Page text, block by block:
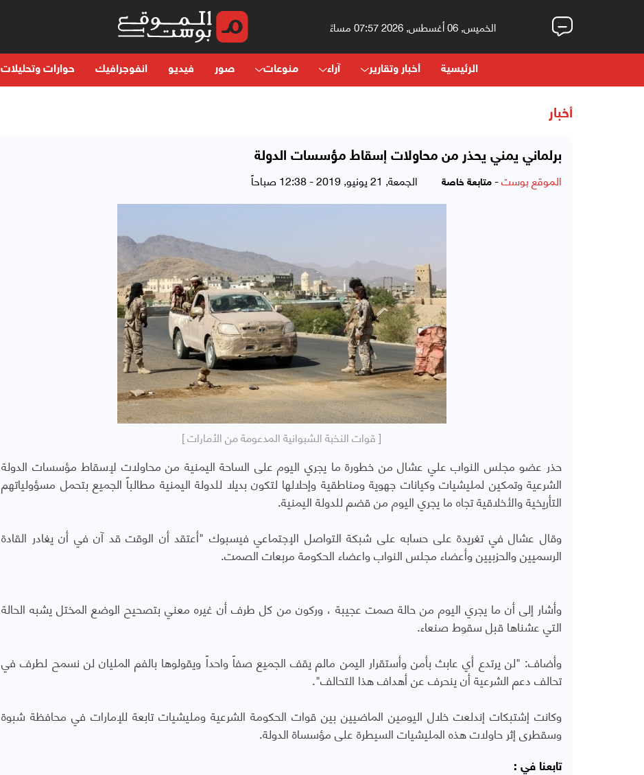
الخميس, 06 أغسطس, 2026 07:57 مساءً
الرئيسية أخبار وتقارير آراء منوعات صور فيديو انفوجرافيك حوارات وتحليلات
أخبار
برلماني يمني يحذر من محاولات إسقاط مؤسسات الدولة
الموقع بوست- متابعة خاصة الجمعة, 21 يونيو, 2019 - 12:38 صباحاً
[ قوات النخبة الشبوانية المدعومة من الأمارات ]
حذر عضو مجلس النواب علي عشال من خطورة ما يجري اليوم على الساحة اليمنية من محاولات لإسقاط مؤسسات الدولة
الشرعية وتمكين لمليشيات وكيانات جهوية ومناطقية وإحلالها لتكون بديلا للدولة اليمنية مطالباً الجميع بتحمل مسؤولياتهم
التأريخية والأخلاقية تجاه ما يجري اليوم من قضم للدولة اليمنية.
وقال عشال في تغريدة على حسابه على شبكة التواصل الإجتماعي فيسبوك "أعتقد أن الوقت قد آن في أن يغادر القادة
الرسميين والحزبيين وأعضاء مجلس النواب واعضاء الحكومة مربعات الصمت.
وأشار إلى أن ما يجري اليوم من حالة صمت عجيبة ، وركون من كل طرف أن غيره معني بتصحيح الوضع المختل يشبه الحالة
التي عشناها قبل سقوط صنعاء.
وأضاف: "لن يرتدع أي عابث بأمن وأستقرار اليمن مالم يقف الجميع صفاً واحداً ويقولوها بالفم المليان لن نسمح لطرف في
تحالف دعم الشرعية أن ينحرف عن أهداف هذا التحالف".
وكانت إشتبكات إندلعت خلال اليومين الماضيين بين قوات الحكومة الشرعية ومليشيات تابعة للإمارات في محافظة شبوة
وسقطرى إثر حاولات هذه المليشيات السيطرة على مؤسساة الدولة.
تابعنا في :